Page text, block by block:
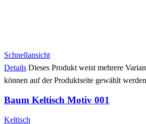
Schnellansicht
Details Dieses Produkt weist mehrere
können auf der Produktseite gewählt werden
Baum Keltisch Motiv 001
Keltisch